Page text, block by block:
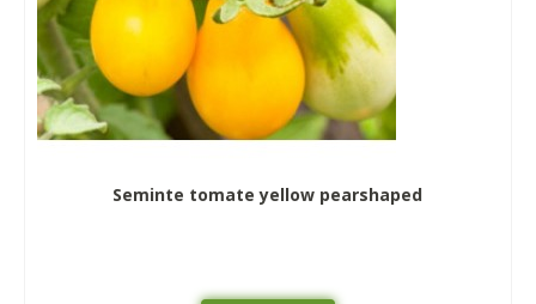
Seminte tomate yellow pearshaped